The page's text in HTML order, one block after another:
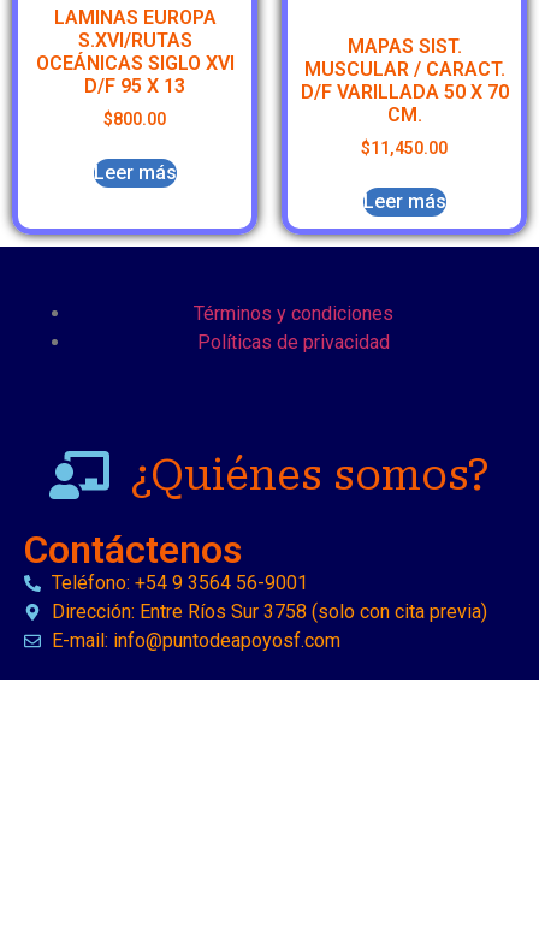
LAMINAS EUROPA
S.XVI/RUTAS
OCEÁNICAS SIGLO XVI
D/F 95 X 13
$800.00
Leer más
MAPAS SIST.
MUSCULAR / CARACT.
D/F VARILLADA 50 X 70
CM.
$11,450.00
Leer más
Términos y condiciones
Políticas de privacidad
¿Quiénes somos?
Contáctenos
Teléfono: +54 9 3564 56-9001
Dirección: Entre Ríos Sur 3758 (solo con cita previa)
E-mail: info@puntodeapoyosf.com